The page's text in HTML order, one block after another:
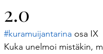
Kesä Keittiötekstiilit
2.0
#kuramuijantarina osa IX
Kuka unelmoi mistäkin,